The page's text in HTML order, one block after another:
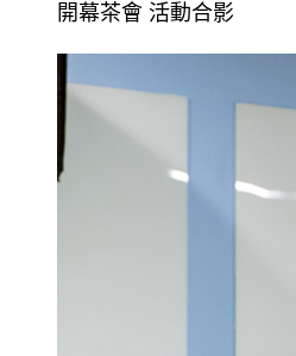
開幕茶會 活動合影